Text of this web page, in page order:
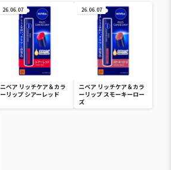
26.06.07
ニベア リッチケア＆カラ
ーリップ シアーレッド
26.06.07
ニベア リッチケア＆カラ
ーリップ スモーキーロー
ズ